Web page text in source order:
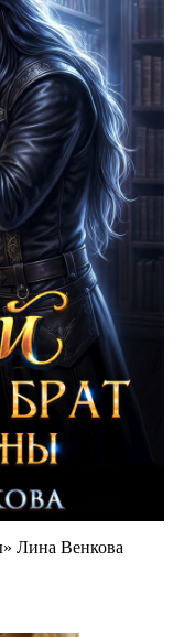
Лина Венкова